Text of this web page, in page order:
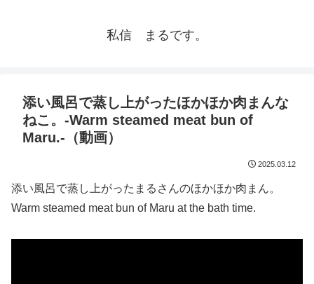
私信 まるです。
添い風呂で蒸し上がったほかほか肉まんな
ねこ。-Warm steamed meat bun of
Maru.-（動画）
2025.03.12
添い風呂で蒸し上がったまるさんのほかほか肉まん。
Warm steamed meat bun of Maru at the bath time.